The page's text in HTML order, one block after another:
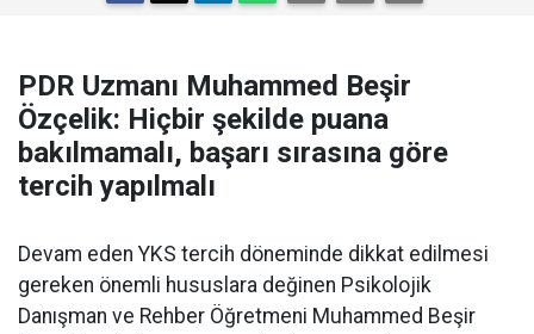
PDR Uzmanı Muhammed Beşir
Özçelik: Hiçbir şekilde puana
bakılmamalı, başarı sırasına göre
tercih yapılmalı
Devam eden YKS tercih döneminde dikkat edilmesi
gereken önemli hususlara değinen Psikolojik
Danışman ve Rehber Öğretmeni Muhammed Beşir